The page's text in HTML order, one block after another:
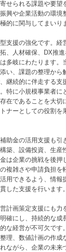
せられる課題や要望
興や企業活動の環境
的に関与してまいり
支援の強化です。経
、人材確保、DX推
多岐にわたります。
い、課題の整理から
継続的に伴走する支
特に小規模事業者に
在であることを大切
ナーとしての役割を
助金の活用支援も引
築、設備投資、生産
は企業の挑戦を後押
複雑さや申請負担を
用できるよう、情報
した支援を行います。
計画策定支援にも力
確にし、持続的な成
な経営が不可欠です
理、数値計画の作成
ながら、企業の未来